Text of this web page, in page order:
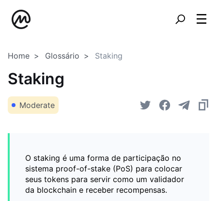
Home Glossário Staking
Staking
Moderate
O staking é uma forma de participação no
sistema proof-of-stake (PoS) para colocar
seus tokens para servir como um validador
da blockchain e receber recompensas.